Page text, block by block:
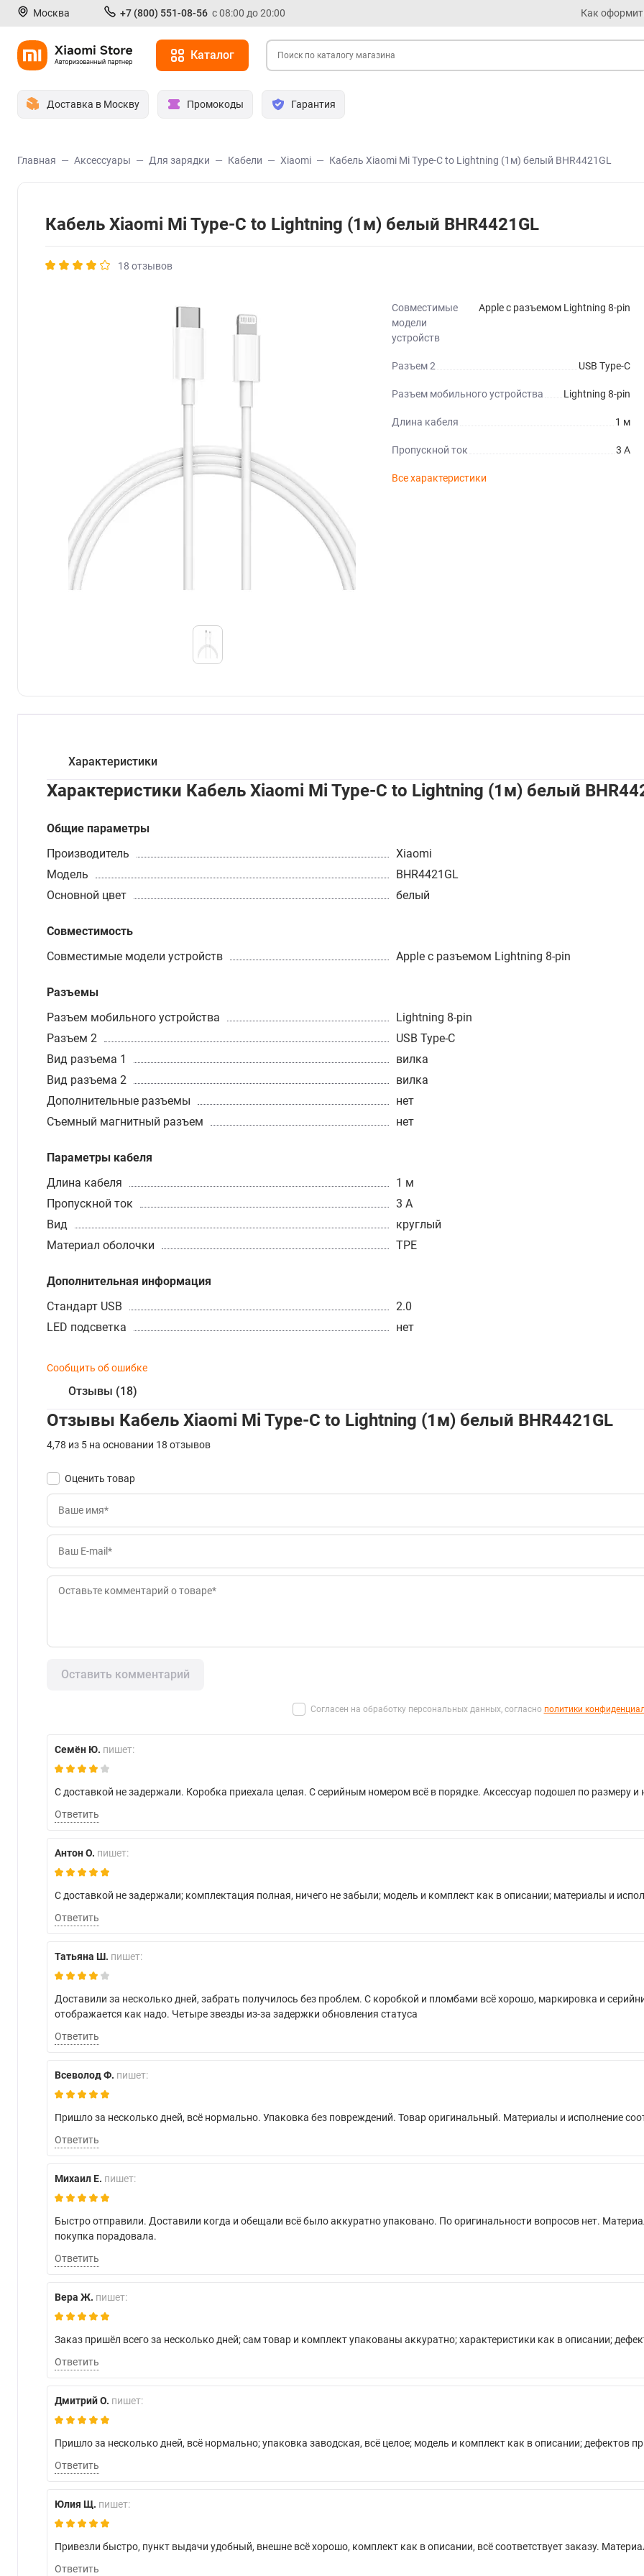
Москва +7 (800) 551-08-56 с 08:00 до 20:00 Как
Каталог
Доставка в Москву Промокоды Гарантия
Главная Аксессуары Для зарядки Кабели Xiaomi Кабель Xiaomi Mi Type-C to Lightning (1м) белый BHR4421GL
Кабель Xiaomi Mi Type-C to Lightning (1м) белый BHR4421GL
18 отзывов
Совместимые
модели
устройств
Apple с разъемом Lightning 8-pin
Разъем 2 USB Type-C
Разъем мобильного устройства Lightning 8-pin
Длина кабеля 1 м
Пропускной ток 3 А
Все характеристики
Характеристики
Характеристики Кабель Xiaomi Mi Type-C to Lightning (1м) белый
Общие параметры
Производитель
Xiaomi
Модель
BHR4421GL
Основной цвет
белый
Совместимость
Совместимые модели устройств
Apple с разъемом Lightning 8-pin
Разъемы
Разъем мобильного устройства
Lightning 8-pin
Разъем 2
USB Type-C
Вид разъема 1
вилка
Вид разъема 2
вилка
Дополнительные разъемы
нет
Съемный магнитный разъем
нет
Параметры кабеля
Длина кабеля
1 м
Пропускной ток
3 А
Вид
круглый
Материал оболочки
TPE
Дополнительная информация
Стандарт USB
2.0
LED подсветка
нет
Сообщить об ошибке
Отзывы (18)
Отзывы Кабель Xiaomi Mi Type-C to Lightning (1м) белый BHR4421GL
4,78 из 5 на основании 18 отзывов
Оценить товар
Оставить комментарий
Согласен на обработку персональных данных, согласно политики
Семён Ю. пишет:
С доставкой не задержали. Коробка приехала целая. С серийным номером всё в порядке. Аксессуар подошел по размеру и
Ответить
Антон О. пишет:
С доставкой не задержали; комплектация полная, ничего не забыли; модель и комплект как в описании; материалы и
Ответить
Татьяна Ш. пишет:
Доставили за несколько дней, забрать получилось без проблем. С коробкой и пломбами всё хорошо, маркировка и
отображается как надо. Четыре звезды из-за задержки обновления статуса
Ответить
Всеволод Ф. пишет:
Пришло за несколько дней, всё нормально. Упаковка без повреждений. Товар оригинальный. Материалы и исполнение
Ответить
Михаил Е. пишет:
Быстро отправили. Доставили когда и обещали всё было аккуратно упаковано. По оригинальности вопросов нет.
покупка порадовала.
Ответить
Вера Ж. пишет:
Заказ пришёл всего за несколько дней; сам товар и комплект упакованы аккуратно; характеристики как в описании;
Ответить
Дмитрий О. пишет:
Пришло за несколько дней, всё нормально; упаковка заводская, всё целое; модель и комплект как в описании; дефектов
Ответить
Юлия Щ. пишет:
Привезли быстро, пункт выдачи удобный, внешне всё хорошо, комплект как в описании, всё соответствует заказу.
Ответить